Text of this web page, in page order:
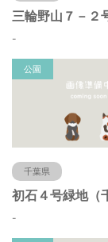
-
公園
千葉県
-